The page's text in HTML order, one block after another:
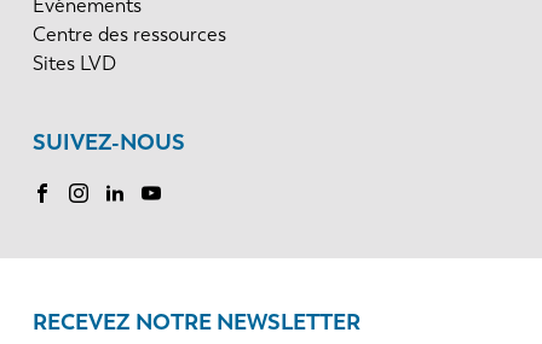
Événements
Centre des ressources
Sites LVD
SUIVEZ-NOUS
RECEVEZ NOTRE NEWSLETTER